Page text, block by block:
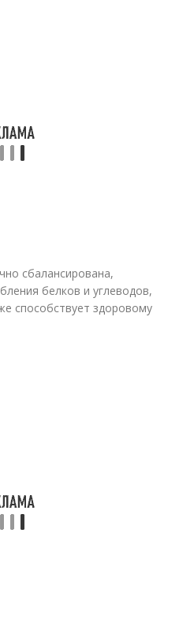
сбалансирована,
белков и углеводов,
способствует здоровому